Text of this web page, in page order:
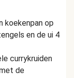
koekenpan op
en de ui 4
currykruiden
de